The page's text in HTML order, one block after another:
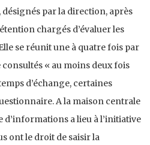
désignés par la direction, après
chargés d’évaluer les
se réunit une à quatre fois par
« au moins deux fois
d’échange, certaines
A la maison centrale
d’informations a lieu à l’initiative
ont le droit de saisir la